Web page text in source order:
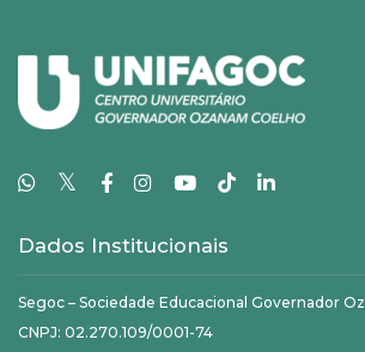
𝕏
Dados Institucionais
Segoc – Sociedade Educacional Governador
CNPJ: 02.270.109/0001-74